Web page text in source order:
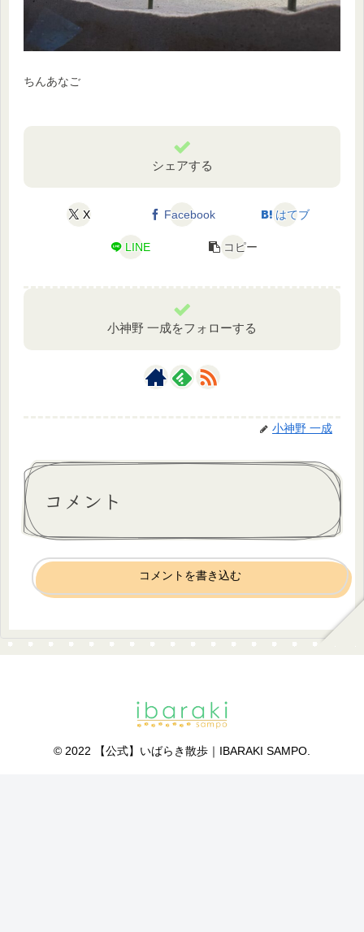
ちんあなご
シェアする
X Facebook はてブ
LINE コピー
小神野 一成をフォローする
小神野 一成
コメント
コメントを書き込む
© 2022 【公式】いばらき散歩｜IBARAKI SAMPO.